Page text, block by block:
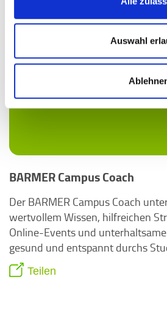
Auswahl
BARMER Campus Coach
Der BARMER Campus Coach
wertvollem Wissen, hilfreichen
Online-Events und
gesund und entspannt durchs
Teilen